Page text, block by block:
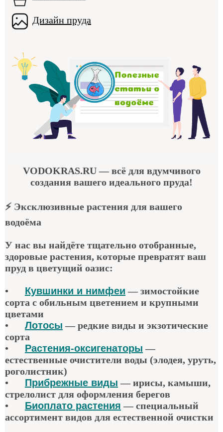
Дизайн пруда
VODOKRAS.RU— всё для вдумчивого
создания вашего идеального пруда!
⚡ Эксклюзивные растения для вашего
водоёма
У нас вы найдёте тщательно отобранные,
здоровые растения, которые превратят ваш
пруд в цветущий оазис:
• Кувшинки и нимфеи — зимостойкие
сорта с обильным цветением и крупными
цветами
•
Лотосы — редкие виды и экзотические
сорта
•
Растения-оксигенаторы —
естественные очистители воды (элодея, уруть,
роголистник)
•
Прибрежные виды — ирисы, камыши,
стрелолист для оформления берегов
•
Биоплато растения — специальный
ассортимент видов для естественной очистки